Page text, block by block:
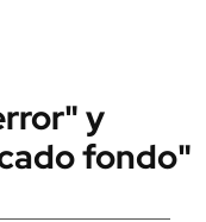
y
fondo"